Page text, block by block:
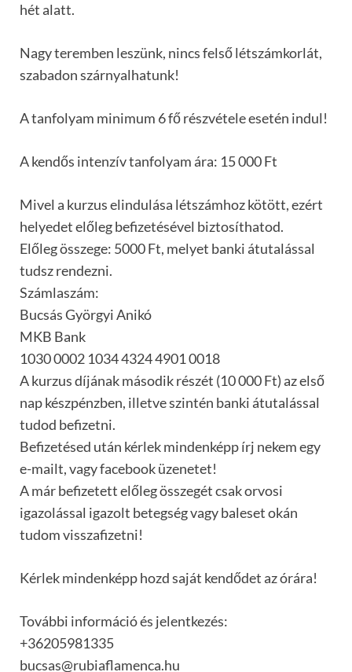
hét alatt.
Nagy teremben leszünk, nincs felső létszámkorlát,
szabadon szárnyalhatunk!
A tanfolyam minimum 6 fő részvétele esetén indul!
A kendős intenzív tanfolyam ára: 15 000 Ft
Mivel a kurzus elindulása létszámhoz kötött, ezért
helyedet előleg befizetésével biztosíthatod.
Előleg összege: 5000 Ft, melyet banki átutalással
tudsz rendezni.
Számlaszám:
Bucsás Györgyi Anikó
MKB Bank
1030 0002 1034 4324 4901 0018
A kurzus díjának második részét (10 000 Ft) az első
nap készpénzben, illetve szintén banki átutalással
tudod befizetni.
Befizetésed után kérlek mindenképp írj nekem egy
e-mailt, vagy facebook üzenetet!
A már befizetett előleg összegét csak orvosi
igazolással igazolt betegség vagy baleset okán
tudom visszafizetni!
Kérlek mindenképp hozd saját kendődet az órára!
További információ és jelentkezés:
+36205981335
bucsas@rubiaflamenca.hu